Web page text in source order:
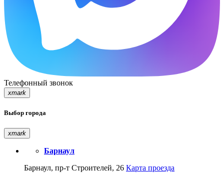
Телефонный звонок
xmark
Выбор города
xmark
Барнаул
Барнаул, пр-т Строителей, 26 Карта проезда